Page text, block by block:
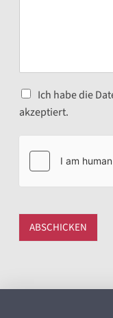
Ich habe die
akzeptiert.
ABSCHICKEN